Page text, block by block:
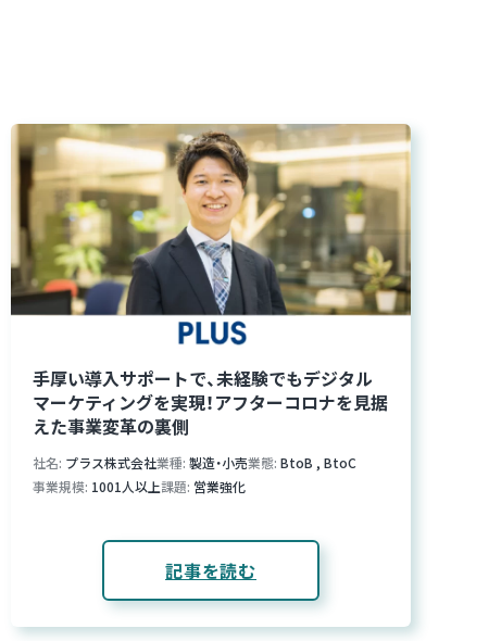
手厚い導入サポートで、未経験でもデジタル
マーケティングを実現！アフターコロナを見据
えた事業変革の裏側
社名 プラス株式会社業種 製造・小売業態 BtoB , BtoC
事業規模 1001人以上課題 営業強化
記事を読む